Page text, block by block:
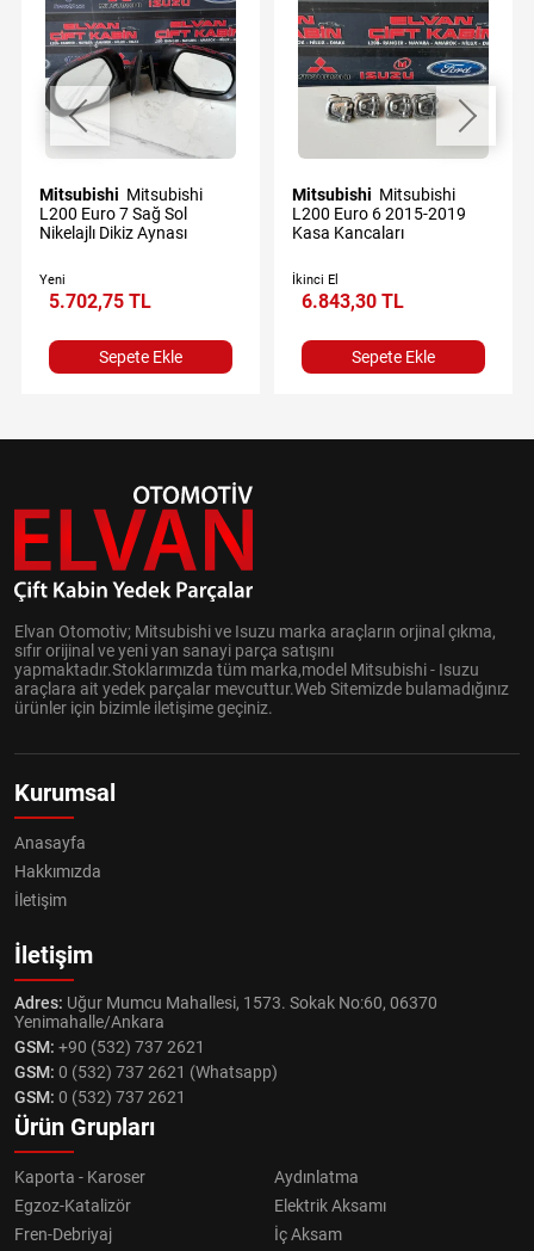
Mitsubishi
L200 Euro 7 Sağ Sol
Nikelajlı Dikiz Aynası
Yeni
5.702,75 TL
Sepete Ekle
Mitsubishi
L200 Euro 6 2015-2019
Kasa Kancaları
İkinci El
6.843,30 TL
Sepete Ekle
Elvan Otomotiv; Mitsubishi ve Isuzu marka araçların orjinal çıkma,
sıfır orijinal ve yeni yan sanayi parça satışını
yapmaktadır.Stoklarımızda tüm marka,model Mitsubishi - Isuzu
araçlara ait yedek parçalar mevcuttur.Web Sitemizde bulamadığınız
ürünler için bizimle iletişime geçiniz.
Kurumsal
Anasayfa
Hakkımızda
İletişim
İletişim
Adres: Uğur Mumcu Mahallesi, 1573. Sokak No:60, 06370
Yenimahalle/Ankara
GSM: +90 (532) 737 2621
GSM: 0 (532) 737 2621 (Whatsapp)
GSM: 0 (532) 737 2621
Ürün Grupları
Kaporta - Karoser
Aydınlatma
Egzoz-Katalizör
Elektrik Aksamı
Fren-Debriyaj
İç Aksam